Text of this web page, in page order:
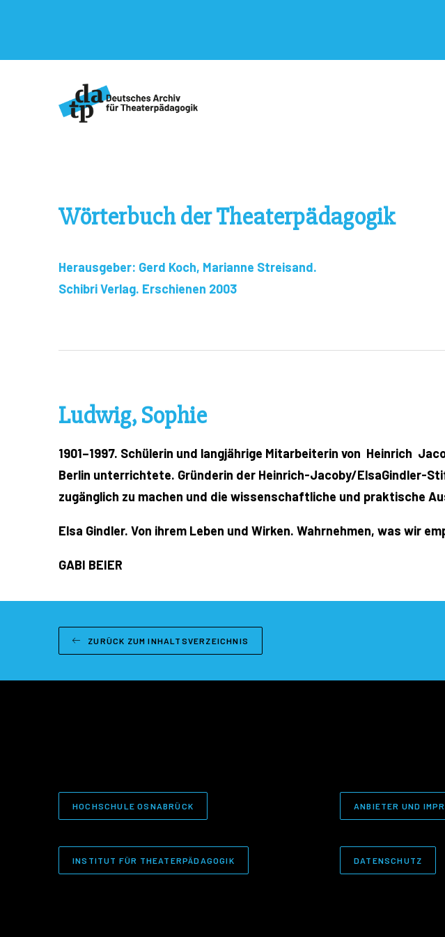
Wörterbuch der Theaterpädagogik
Herausgeber: Gerd Koch, Marianne Streisand.
Schibri Verlag. Erschienen 2003
Ludwig, Sophie
1901–1997. Schülerin und langjährige Mitarbeiterin von Heinrich
Berlin unterrichtete. Gründerin der Heinrich-Jacoby/ElsaGindler-
zugänglich zu machen und die wissenschaftliche und praktische
Elsa Gindler. Von ihrem Leben und Wirken. Wahrnehmen, was wir
GABI BEIER
ZURÜCK ZUM INHALTSVERZEICHNIS
HOCHSCHULE OSNABRÜCK
INSTITUT FÜR THEATERPÄDAGOGIK
ANBIETER UND
DATENSCHUTZ